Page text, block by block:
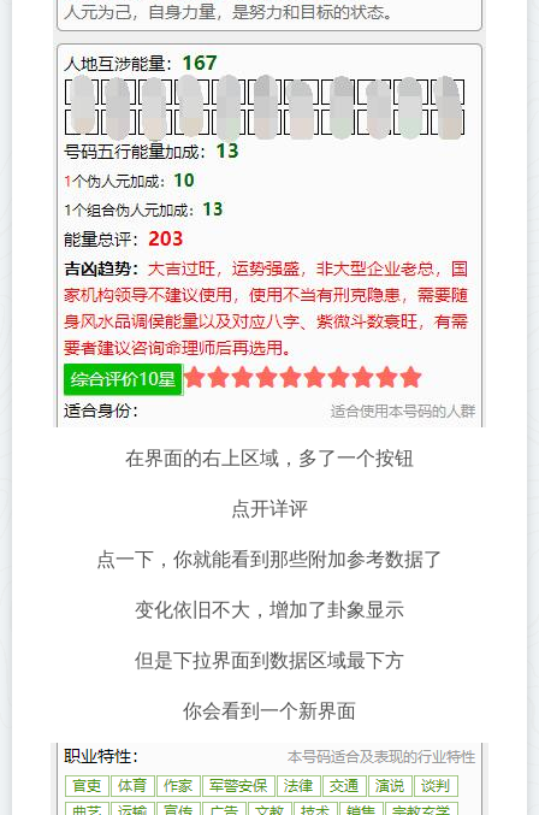
在界面的右上区域，多了一个按钮
点开详评
点一下，你就能看到那些附加参考数据了
变化依旧不大，增加了卦象显示
但是下拉界面到数据区域最下方
你会看到一个新界面